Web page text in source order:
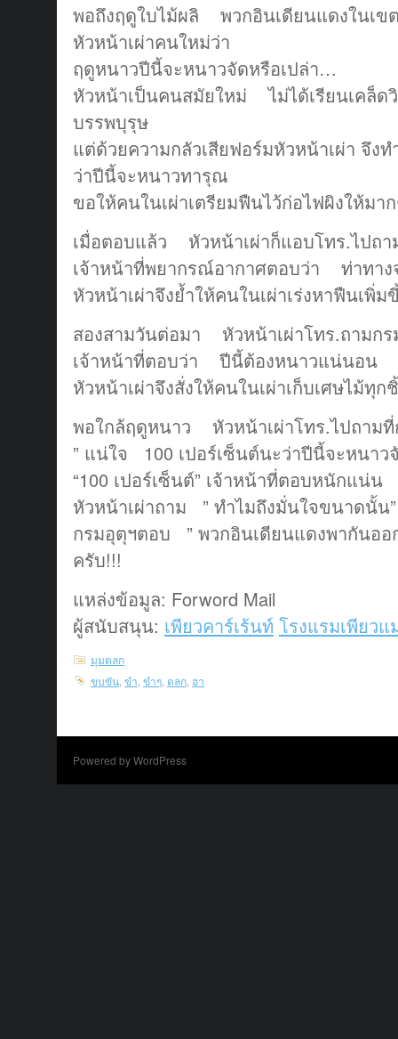
พอถึงฤดูใบไม้ผลิ พวกอินเดียนแดงในเข
หัวหน้าเผ่าคนใหม่ว่า
ฤดูหนาวปีนี้จะหนาวจัดหรือเปล่า…
หัวหน้าเป็นคนสมัยใหม่ ไม่ได้เรียนเคล็ด
บรรพบุรุษ
แต่ด้วยความกลัวเสียฟอร์มหัวหน้าเผ่า จึง
ว่าปีนี้จะหนาวทารุณ
ขอให้คนในเผ่าเตรียมฟืนไว้ก่อไฟผิงให้มา
เมื่อตอบแล้ว หัวหน้าเผ่าก็แอบโทร.ไปถ
เจ้าหน้าที่พยากรณ์อากาศตอบว่า ท่าทาง
หัวหน้าเผ่าจึงย้ำให้คนในเผ่าเร่งหาฟืนเพิ่
สองสามวันต่อมา หัวหน้าเผ่าโทร.ถามกร
เจ้าหน้าที่ตอบว่า ปีนี้ต้องหนาวแน่นอน
หัวหน้าเผ่าจึงสั่งให้คนในเผ่าเก็บเศษไม้ทุ
พอใกล้ฤดูหนาว หัวหน้าเผ่าโทร.ไปถาม
” แน่ใจ 100 เปอร์เซ็นต์นะว่าปีนี้จะหนา
“100 เปอร์เซ็นต์” เจ้าหน้าที่ตอบหนักแน่น
หัวหน้าเผ่าถาม ” ทำไมถึงมั่นใจขนาดนั้น”
กรมอุตุฯตอบ ” พวกอินเดียนแดงพากันออ
ครับ!!!
แหล่งข้อมูล: Forword Mail
ผู้สนับสนุน: เพียวคาร์เร้นท์ โรงแรมเพียว
มุมตลก
ขบขัน ขำ ขำๆ ตลก ฮา
Powered by WordPress